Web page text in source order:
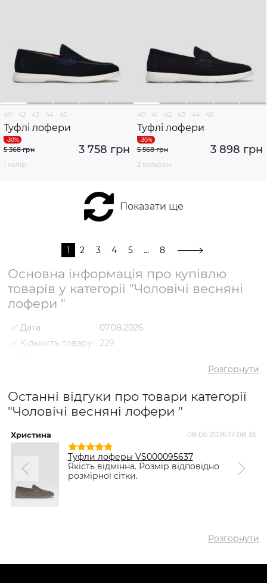
40 42 43 44 45
Туфлі лофери
3 758 грн
5 368 грн
1 колір
40 41 42 43 44 45
Туфлі лофери
3 898 грн
5 568 грн
2 кольори
Показати ще
1 2 3 4 5 ... 8
Основна інформація про купівлю
товарів у категорії "Чоловічі весняні
лофери "
✅ Дата
07.08.2026
✅ Кількість товару
229
✅ Середній
✅ Найдешевший
товар
1550 грн
товар
Найпопулярніший
товар
Туфлі лофери VS000089796
Коричневий - 2147 грн
Розгорнути
Останні відгуки про товари категорії
"Чоловічі весняні лофери "
Христина 08.06.2026 17:08:36
Туфли лоферы VS000095637
Якість відмінна. Розмір відповідно
розмірної сітки.
Розгорнути